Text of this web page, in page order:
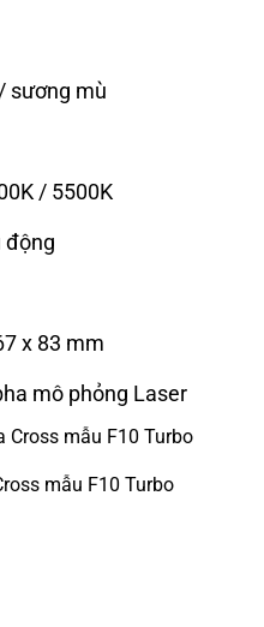
sương mù
/ 5500K
động
x 83 mm
mô phỏng Laser
mẫu F10 Turbo